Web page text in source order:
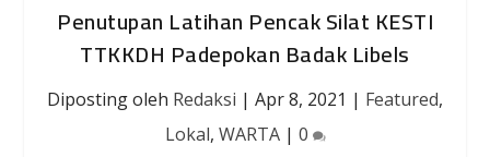
Penutupan Latihan Pencak Silat KESTI
TTKKDH Padepokan Badak Libels
Diposting oleh Redaksi | Apr 8, 2021 | Featured,
Lokal, WARTA| 0